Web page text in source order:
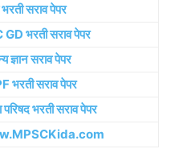
भरती सराव पेपर
भरती सराव पेपर
ज्ञान सराव पेपर
भरती सराव पेपर
परिषद भरती सराव पेपर